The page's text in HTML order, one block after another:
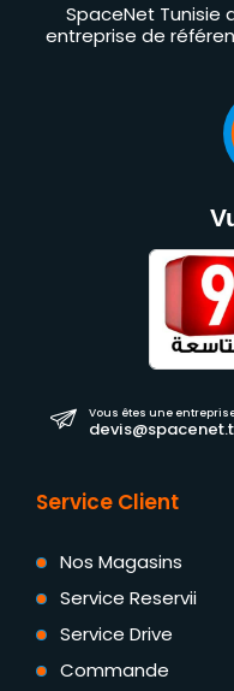
SpaceNet Tunisie
entreprise de
Vous êtes une
Service Client
Nos Magasins
Service Reservii
Service Drive
Commande